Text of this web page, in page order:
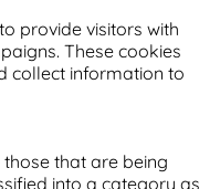
provide visitors with
These cookies
collect information to
that are being
into a category as